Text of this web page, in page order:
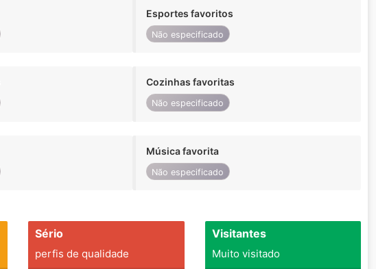
Esportes favoritos
Não especificado
Cozinhas favoritas
Não especificado
Música favorita
Não especificado
Sério
perfis de qualidade
Visitantes
Muito visitado